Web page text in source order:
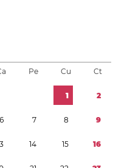
Pe Cu Ct
1 2
6 7 8 9
3 14 15 16